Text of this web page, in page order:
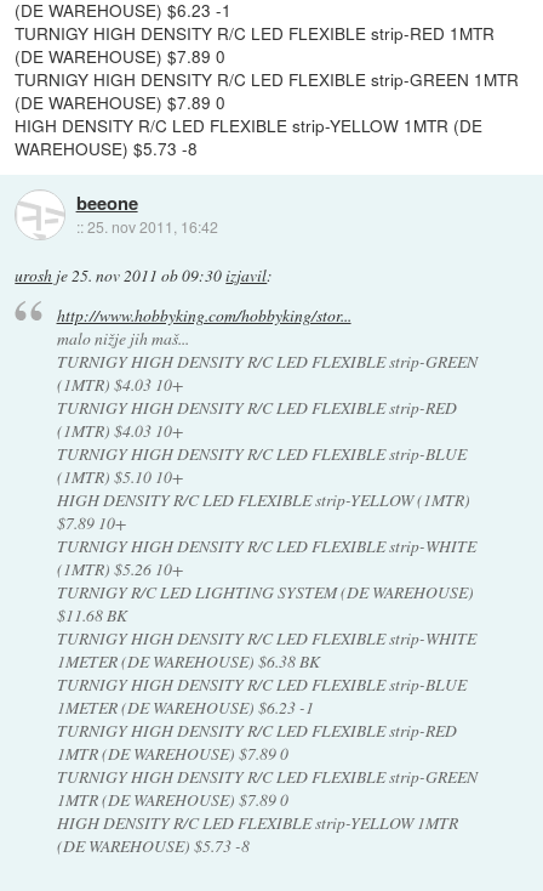
(DE WAREHOUSE) $6.23 -1
TURNIGY HIGH DENSITY R/C LED FLEXIBLE strip-RED 1MTR
(DE WAREHOUSE) $7.89 0
TURNIGY HIGH DENSITY R/C LED FLEXIBLE strip-GREEN 1MTR
(DE WAREHOUSE) $7.89 0
HIGH DENSITY R/C LED FLEXIBLE strip-YELLOW 1MTR (DE
WAREHOUSE) $5.73 -8
beeone
::25. nov 2011, 16:42
urosh je25. nov 2011 ob 09:30izjavil:
http://www.hobbyking.com/hobbyking/stor...
malo nižje jih maš...
TURNIGY HIGH DENSITY R/C LED FLEXIBLE strip-GREEN
(1MTR) $4.03 10+
TURNIGY HIGH DENSITY R/C LED FLEXIBLE strip-RED
(1MTR) $4.03 10+
TURNIGY HIGH DENSITY R/C LED FLEXIBLE strip-BLUE
(1MTR) $5.10 10+
HIGH DENSITY R/C LED FLEXIBLE strip-YELLOW (1MTR)
$7.89 10+
TURNIGY HIGH DENSITY R/C LED FLEXIBLE strip-WHITE
(1MTR) $5.26 10+
TURNIGY R/C LED LIGHTING SYSTEM (DE WAREHOUSE)
$11.68 BK
TURNIGY HIGH DENSITY R/C LED FLEXIBLE strip-WHITE
1METER (DE WAREHOUSE) $6.38 BK
TURNIGY HIGH DENSITY R/C LED FLEXIBLE strip-BLUE
1METER (DE WAREHOUSE) $6.23 -1
TURNIGY HIGH DENSITY R/C LED FLEXIBLE strip-RED
1MTR (DE WAREHOUSE) $7.89 0
TURNIGY HIGH DENSITY R/C LED FLEXIBLE strip-GREEN
1MTR (DE WAREHOUSE) $7.89 0
HIGH DENSITY R/C LED FLEXIBLE strip-YELLOW 1MTR
(DE WAREHOUSE) $5.73 -8